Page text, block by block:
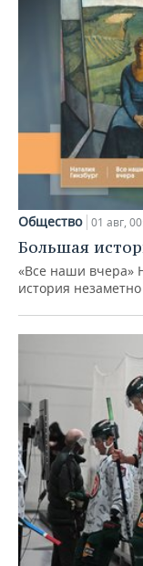
Общество 01 авг,
Большая
«Все наши вчера»
история